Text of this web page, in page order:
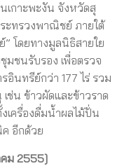
เกาะพะงัน จังหวัดสุ
ะทรวงพาณิชย์ ภายใต้
” โดยทางมูลนิธิสายใย
มชนรับรอง เพื่อตรวจ
นทรีย์กว่า 177 ไร่ รวม
ช่น ข้าวผัดและข้าวราด
เครื่องดื่มน้ำผลไม้ปั่น
อีกด้วย
ม 2555]